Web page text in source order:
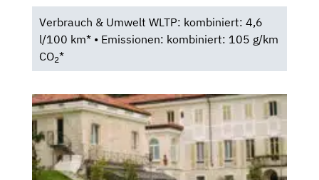
Verbrauch & Umwelt WLTP: kombiniert: 4,6
l/100 km* • Emissionen: kombiniert: 105 g/km
CO2*